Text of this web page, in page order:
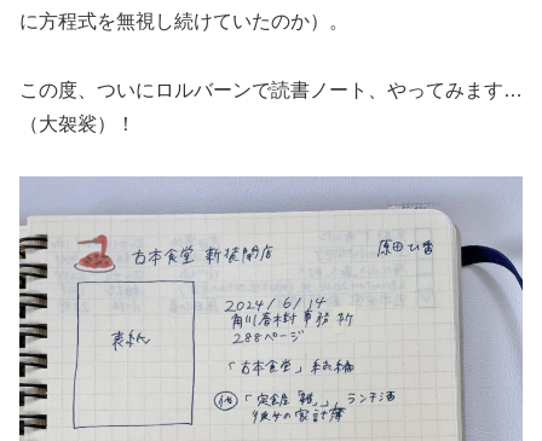
に方程式を無視し続けていたのか）。
この度、ついにロルバーンで読書ノート、やってみます…
（大袈裟）！